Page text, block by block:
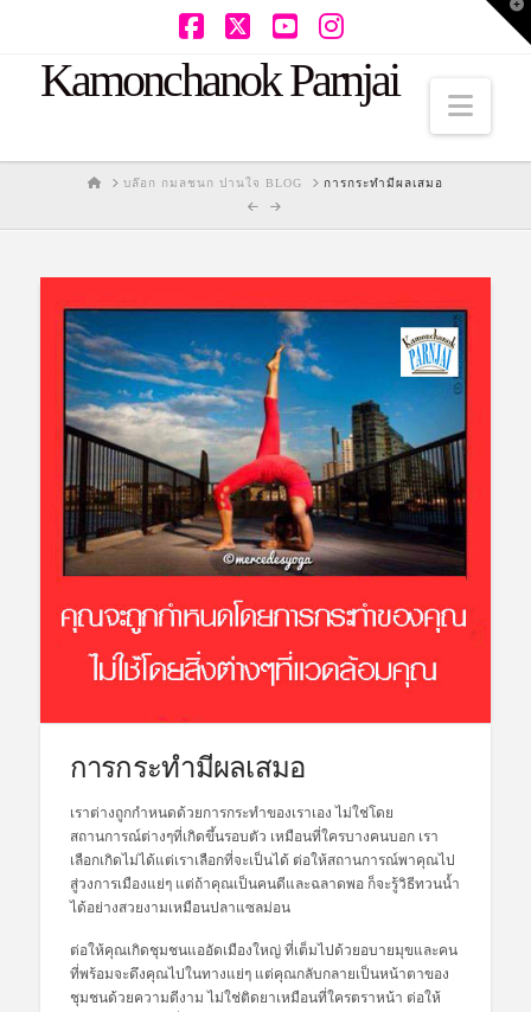
Kamonchanok Parnjai
HOMEบล๊อก กมลชนก ปานใจ BLOG การกระทำมีผลเสมอ
การกระทำมีผลเสมอ
เราต่างถูกกำหนดด้วยการกระทำของเราเอง ไม่ใช่โดย
สถานการณ์ต่างๆที่เกิดขึ้นรอบตัว เหมือนที่ใครบางคนบอก เรา
เลือกเกิดไม่ได้แต่เราเลือกที่จะเป็นได้ ต่อให้สถานการณ์พาคุณไป
สู่วงการเมืองแย่ๆ แต่ถ้าคุณเป็นคนดีและฉลาดพอ ก็จะรู้วิธีทวนน้ำ
ได้อย่างสวยงามเหมือนปลาแซลม่อน
ต่อให้คุณเกิดชุมชนแออัดเมืองใหญ่ ที่เต็มไปด้วยอบายมุขและคน
ที่พร้อมจะดึงคุณไปในทางแย่ๆ แต่คุณกลับกลายเป็นหน้าตาของ
ชุมชนด้วยความดีงาม ไม่ใช่ติดยาเหมือนที่ใครตราหน้า ต่อให้